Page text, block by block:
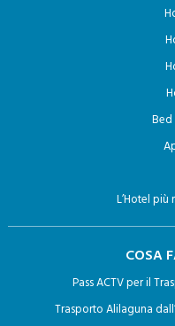
L’Hotel
COSA
Pass ACTV per il
Trasporto Alilaguna